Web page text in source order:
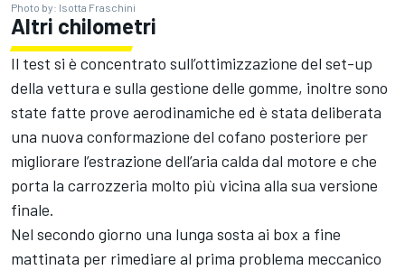
Photo by: Isotta Fraschini
Altri chilometri
Il test si è concentrato sull’ottimizzazione del set-up
della vettura e sulla gestione delle gomme, inoltre sono
state fatte prove aerodinamiche ed è stata deliberata
una nuova conformazione del cofano posteriore per
migliorare l’estrazione dell’aria calda dal motore e che
porta la carrozzeria molto più vicina alla sua versione
finale.
Nel secondo giorno una lunga sosta ai box a fine
mattinata per rimediare al prima problema meccanico